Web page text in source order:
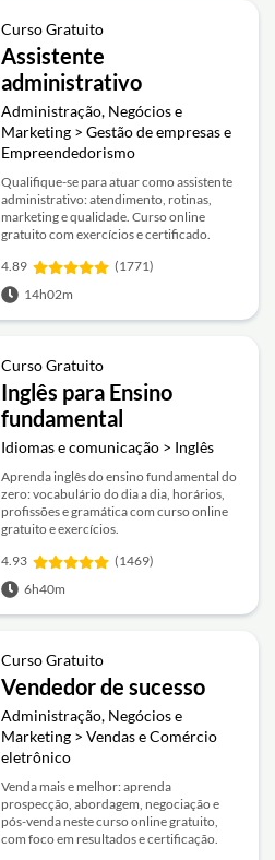
Curso Gratuito
Assistente
administrativo
Administração, Negócios e
Marketing > Gestão de empresas e
Empreendedorismo
Qualifique-se para atuar como assistente
administrativo: atendimento, rotinas,
marketing e qualidade. Curso online
gratuito com exercícios e certificado.
4.89
(1771)
14h02m
Curso Gratuito
Inglês para Ensino
fundamental
Idiomas e comunicação > Inglês
Aprenda inglês do ensino fundamental do
zero: vocabulário do dia a dia, horários,
profissões e gramática com curso online
gratuito e exercícios.
4.93
(1469)
6h40m
Curso Gratuito
Vendedor de sucesso
Administração, Negócios e
Marketing > Vendas e Comércio
eletrônico
Venda mais e melhor: aprenda
prospecção, abordagem, negociação e
pós-venda neste curso online gratuito,
com foco em resultados e certificação.